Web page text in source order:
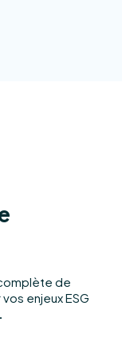
de
enjeux ESG